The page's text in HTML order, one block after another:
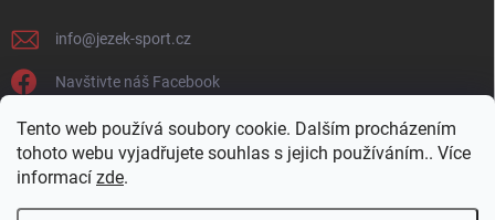
Tento web používá soubory cookie. Dalším procházením
tohoto webu vyjadřujete souhlas s jejich používáním.. Více
informací zde.
info@jezek-sport.cz
Navštivte náš Facebook
jezek_sport_np/